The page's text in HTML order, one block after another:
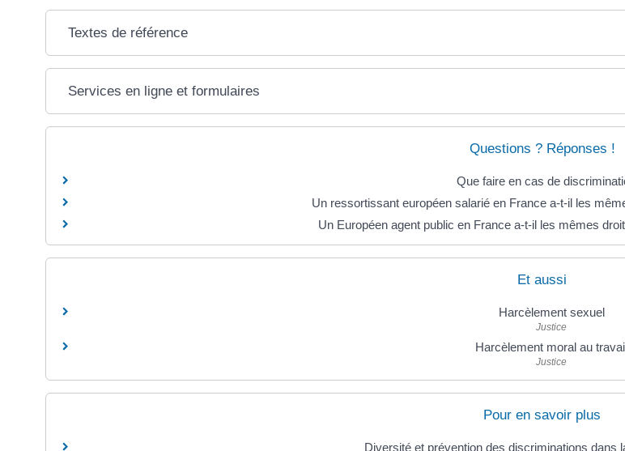
Textes de référence
Services en ligne et formulaires
Questions ? Réponses !
Que faire en cas de
Un ressortissant européen salarié en France a-t-il les
Un Européen agent public en France a-t-il les mêmes
Et aussi
Harcèlement sexuel
Justice
Harcèlement moral au
Justice
Pour en savoir plus
Diversité et prévention des discriminations dans